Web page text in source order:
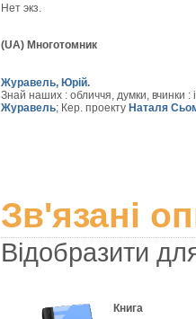
Нет экз.
(UA) Многотомник
Журавель, Юрій.
Знай наших : обличчя, думки, вчинки :
Журавель; Кер. проекту Наталя
Зв'язані
Відобразити
Книга